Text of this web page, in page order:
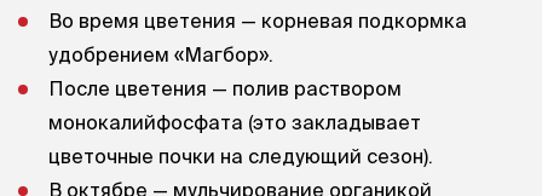
Во время цветения — корневая подкормка
удобрением «Магбор».
После цветения — полив раствором
монокалийфосфата (это закладывает
цветочные почки на следующий сезон).
В октябре — мульчирование органикой